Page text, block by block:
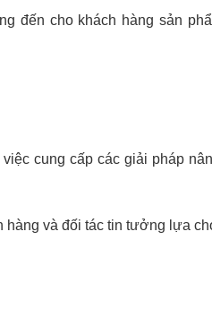
đến cho khách hàng sản
cung cấp các giải pháp
hàng và đối tác tin tưởng lựa